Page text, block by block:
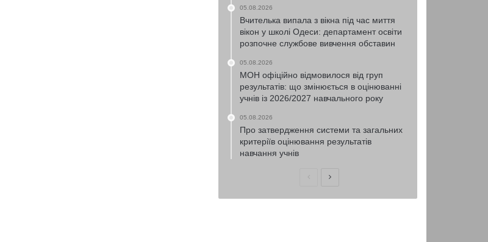
05.08.2026
Вчителька випала з вікна під час миття
вікон у школі Одеси: департамент освіти
розпочне службове вивчення обставин
05.08.2026
МОН офіційно відмовилося від груп
результатів: що змінюється в оцінюванні
учнів із 2026/2027 навчального року
05.08.2026
Про затвердження системи та загальних
критеріїв оцінювання результатів
навчання учнів
ПопередняНаступна